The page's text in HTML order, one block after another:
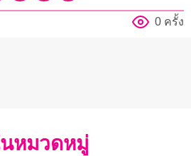
0 ครั้ง
หมวดหมู่